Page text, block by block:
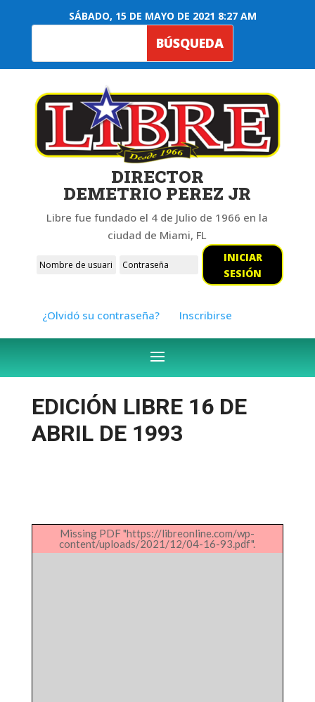
SÁBADO, 15 DE MAYO DE 2021 8:27 AM
DIRECTOR
DEMETRIO PEREZ JR
Libre fue fundado el 4 de Julio de 1966 en la
ciudad de Miami, FL
INICIAR
SESIÓN
¿Olvidó su contraseña? Inscribirse
EDICIÓN LIBRE 16 DE
ABRIL DE 1993
Missing PDF "https://libreonline.com/wp-
content/uploads/2021/12/04-16-93.pdf".